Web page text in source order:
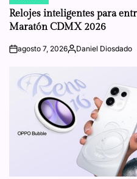
IN
Relojes inteligentes para
Maratón CDMX 2026
onagosto 7, 2026Posted
Daniel Diosdado